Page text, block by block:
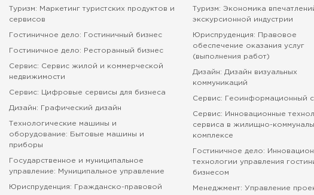
Туризм: Маркетинг туристских продуктов и
сервисов
Гостиничное дело: Гостиничный бизнес
Гостиничное дело: Ресторанный бизнес
Сервис: Сервис жилой и коммерческой
недвижимости
Сервис: Цифровые сервисы для бизнеса
Дизайн: Графический дизайн
Технологические машины и
оборудование: Бытовые машины и
приборы
Государственное и муниципальное
управление: Муниципальное управление
Юриспруденция: Гражданско-правовой
Туризм: Экономика
экскурсионной индустрии
Юриспруденция: Правовое
обеспечение оказания услуг
(выполнения работ)
Дизайн: Дизайн визуальных
коммуникаций
Сервис: Геоинформационный
Сервис: Инновационные
сервиса в жилищно-
комплексе
Гостиничное дело:
технологии управления
бизнесом
Менеджмент: Управление